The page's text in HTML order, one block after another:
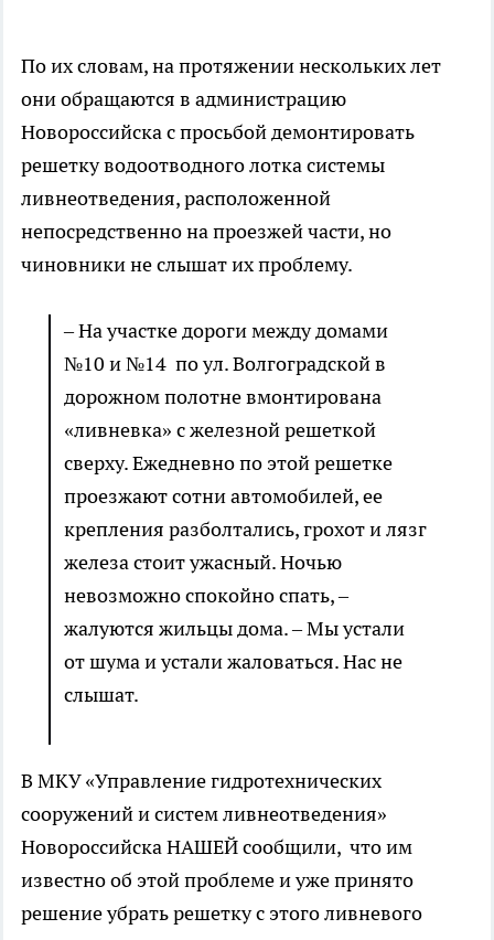
По их словам, на протяжении нескольких лет
они обращаются в администрацию
Новороссийска с просьбой демонтировать
решетку водоотводного лотка системы
ливнеотведения, расположенной
непосредственно на проезжей части, но
чиновники не слышат их проблему.
– На участке дороги между домами
№10 и №14 по ул. Волгоградской в
дорожном полотне вмонтирована
«ливневка» с железной решеткой
сверху. Ежедневно по этой решетке
проезжают сотни автомобилей, ее
крепления разболтались, грохот и лязг
железа стоит ужасный. Ночью
невозможно спокойно спать, –
жалуются жильцы дома. – Мы устали
от шума и устали жаловаться. Нас не
слышат.
В МКУ «Управление гидротехнических
сооружений и систем ливнеотведения»
Новороссийска НАШЕЙ сообщили, что им
известно об этой проблеме и уже принято
решение убрать решетку с этого ливневого